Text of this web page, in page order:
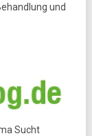
und
Sucht